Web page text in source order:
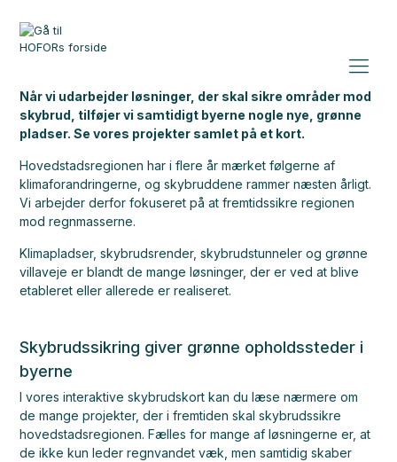
Når vi udarbejder løsninger, der skal sikre områder mod
skybrud, tilføjer vi samtidigt byerne nogle nye, grønne
pladser. Se vores projekter samlet på et kort.
Hovedstadsregionen har i flere år mærket følgerne af
klimaforandringerne, og skybruddene rammer næsten årligt.
Vi arbejder derfor fokuseret på at fremtidssikre regionen
mod regnmasserne.
Klimapladser, skybrudsrender, skybrudstunneler og grønne
villaveje er blandt de mange løsninger, der er ved at blive
etableret eller allerede er realiseret.
Skybrudssikring giver grønne opholdssteder i
byerne
I vores interaktive skybrudskort kan du læse nærmere om
de mange projekter, der i fremtiden skal skybrudssikre
hovedstadsregionen. Fælles for mange af løsningerne er, at
de ikke kun leder regnvandet væk, men samtidig skaber